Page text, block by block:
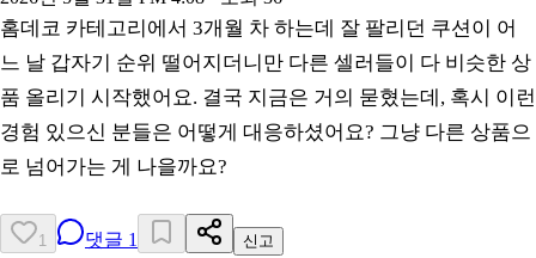
홈데코 카테고리에서 3개월 차 하는데 잘 팔리던 쿠션이 어
느 날 갑자기 순위 떨어지더니만 다른 셀러들이 다 비슷한 상
품 올리기 시작했어요. 결국 지금은 거의 묻혔는데, 혹시 이런
경험 있으신 분들은 어떻게 대응하셨어요? 그냥 다른 상품으
로 넘어가는 게 나을까요?
1 댓글 1 신고